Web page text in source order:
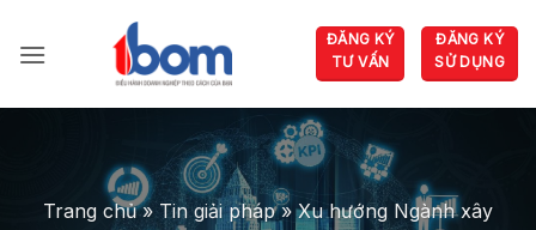
qua
dung
ĐĂNG KÝ
TƯ VẤN
ĐĂNG KÝ
SỬ DỤNG
Trang chủ»Tin giải pháp»Xu hướng Ngành xây